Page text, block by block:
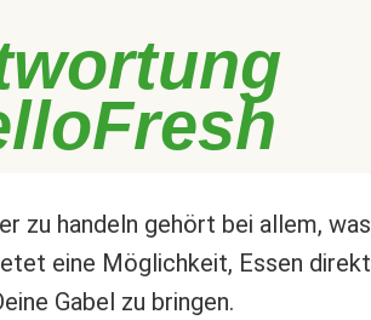
zu handeln gehört bei allem, was
eine Möglichkeit, Essen direkt
Gabel zu bringen.